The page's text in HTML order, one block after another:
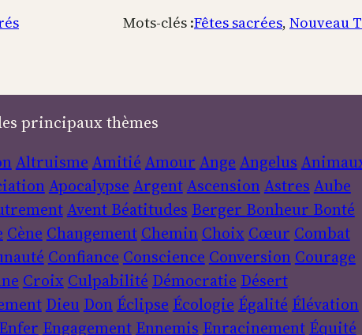
Mots-clés :Fêtes sacrées, Nouveau
principaux thèmes
Altruisme Amitié Amour Ange Angelus
Apocalypse ArgentAscensionAstres Aube
Avent Béatitudes Berger Bonheur Bonté
Cène Changement Chemin Choix Cœur Combat
Confiance Conscience Conversion Courage
Croix Culpabilité Démocratie Désert
Dieu Don Éclipse Écologie Égalité Élévation
Enfer Engagement Ennemis Enracinement Équité